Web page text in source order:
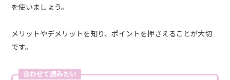
を使いましょう。
メリットやデメリットを知り、ポイントを押さえることが大切
です。
合わせて読みたい